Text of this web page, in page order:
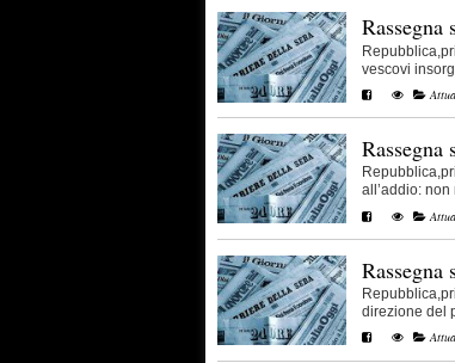
Rassegna
vescovi
Rassegna
all’addio:
Rassegna
direzione del